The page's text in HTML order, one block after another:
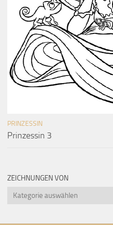
PRINZESSIN
Prinzessin 3
ZEICHNUNGEN VON
Zeichnungen